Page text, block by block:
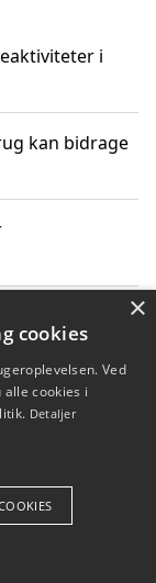
i
kan bidrage
kan ændre
×
cookies
Ved
cookies i
Detaljer